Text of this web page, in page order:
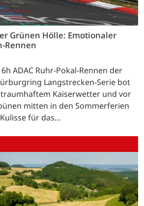
Grünen Hölle: Emotionaler
Rennen
ADAC Ruhr-Pokal-Rennen der
Langstrecken-Serie bot
Kaiserwetter und vor
mitten in den Sommerferien
für das…